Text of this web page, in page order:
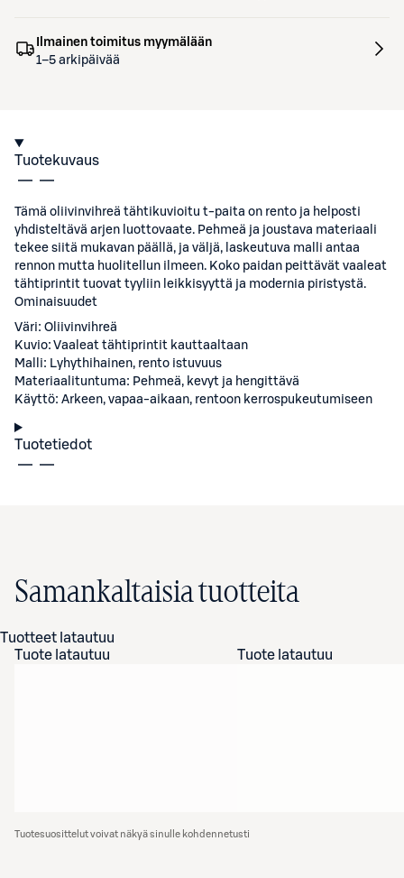
Ilmainen toimitus myymälään
1–5 arkipäivää
Tuotekuvaus
Tämä oliivinvihreä tähtikuvioitu t-paita on rento ja helposti
yhdisteltävä arjen luottovaate. Pehmeä ja joustava materiaali
tekee siitä mukavan päällä, ja väljä, laskeutuva malli antaa
rennon mutta huolitellun ilmeen. Koko paidan peittävät vaaleat
tähtiprintit tuovat tyyliin leikkisyyttä ja modernia piristystä.
Ominaisuudet
Väri: Oliivinvihreä
Kuvio: Vaaleat tähtiprintit kauttaaltaan
Malli: Lyhythihainen, rento istuvuus
Materiaalituntuma: Pehmeä, kevyt ja hengittävä
Käyttö: Arkeen, vapaa-aikaan, rentoon kerrospukeutumiseen
Tuotetiedot
Samankaltaisia tuotteita
Tuotteet latautuu
Tuote latautuu
Tuote latautuu
Tuotesuosittelut voivat näkyä sinulle kohdennetusti